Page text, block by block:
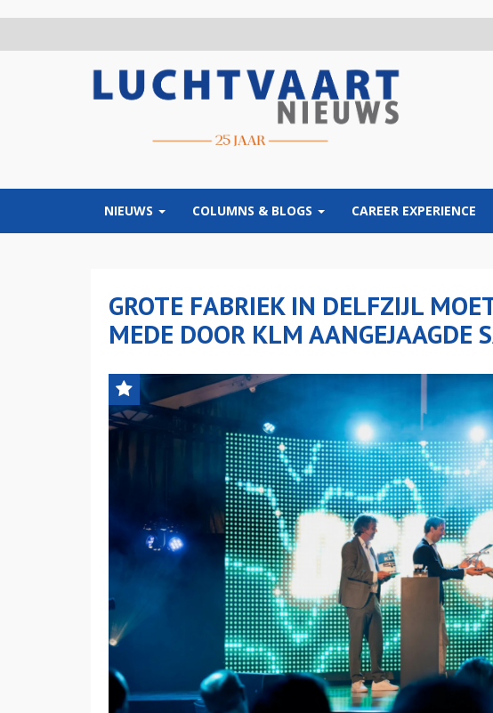
NIEUWS COLUMNS & BLOGS CAREER EXPERIENCE
GROTE FABRIEK IN DELFZIJL
MEDE DOOR KLM AANGEJAAGDE